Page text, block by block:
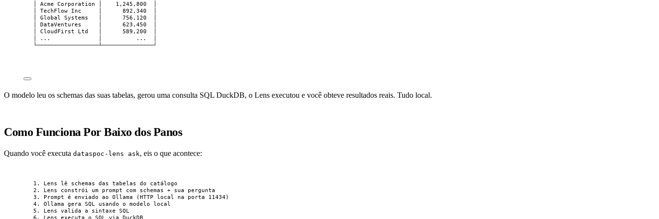
│ Acme Corporation │    1,245,800  │
│ TechFlow Inc     │      892,340  │
│ Global Systems   │      756,120  │
│ DataVentures     │      623,450  │
│ CloudFirst Ltd   │      589,200  │
│ ...              │          ...  │
└──────────────────┴───────────────┘
O modelo leu os schemas das suas tabelas, gerou uma consulta SQL DuckDB, o Lens executou e você obteve resultados reais. Tudo local.
Como Funciona Por Baixo dos Panos
Quando você executa dataspoc-lens ask, eis o que acontece:
1. Lens lê schemas das tabelas do catálogo
2. Lens constrói um prompt com schemas + sua pergunta
3. Prompt é enviado ao Ollama (HTTP local na porta 11434)
4. Ollama gera SQL usando o modelo local
5. Lens valida a sintaxe SQL
6. Lens executa o SQL via DuckDB